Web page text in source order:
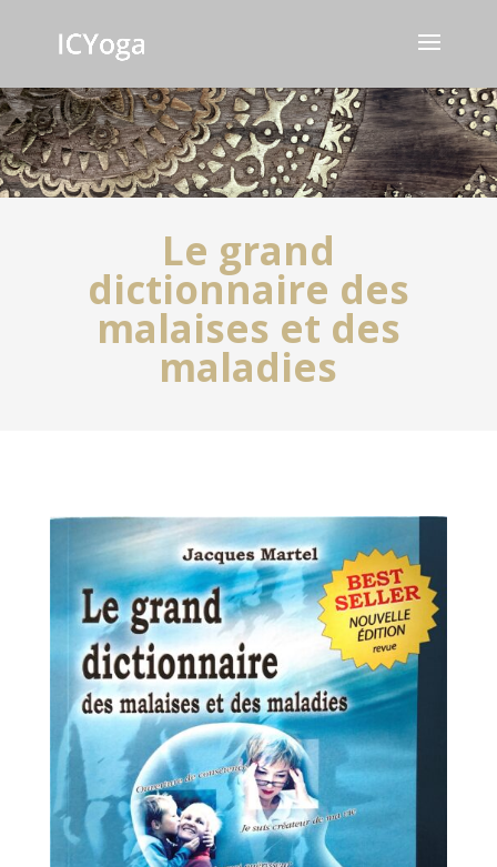
Le grand
dictionnaire des
malaises et des
maladies